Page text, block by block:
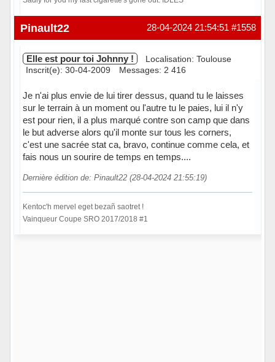
Hors ligne #1558
28-04-2024 21:54:51
Pinault22
Elle est pour toi Johnny !
Localisation: Toulouse
Inscrit(e): 30-04-2009
Messages: 2 416
Je n'ai plus envie de lui tirer dessus, quand tu le laisses
sur le terrain à un moment ou l'autre tu le paies, lui il n'y
est pour rien, il a plus marqué contre son camp que dans
le but adverse alors qu'il monte sur tous les corners,
c'est une sacrée stat ca, bravo, continue comme cela, et
fais nous un sourire de temps en temps....
Dernière édition de: Pinault22 (28-04-2024 21:55:19)
Kentoc'h mervel eget bezañ saotret !
Vainqueur Coupe SRO 2017/2018 #1